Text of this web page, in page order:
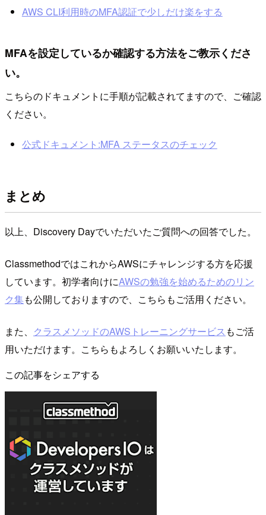
AWS CLI利用時のMFA認証で少しだけ楽をする
MFAを設定しているか確認する方法をご教示くださ
い。
こちらのドキュメントに手順が記載されてますので、ご確認
ください。
公式ドキュメント:MFA ステータスのチェック
まとめ
以上、Discovery Dayでいただいたご質問への回答でした。
ClassmethodではこれからAWSにチャレンジする方を応援
しています。初学者向けにAWSの勉強を始めるためのリン
ク集も公開しておりますので、こちらもご活用ください。
また、 クラスメソッドのAWSトレーニングサービス もご活
用いただけます。こちらもよろしくお願いいたします。
この記事をシェアする